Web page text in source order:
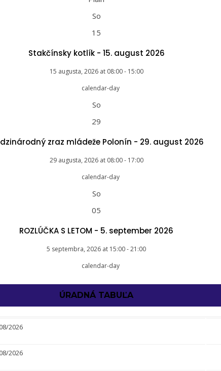
So
15
Stakčínsky kotlík - 15. august 2026
15 augusta, 2026 at 08:00- 15:00
So
29
zraz mládeže Polonín - 29. august 2026
29 augusta, 2026 at 08:00- 17:00
So
05
ROZLÚČKA S LETOM - 5. september 2026
5 septembra, 2026 at 15:00-21:00
ÚRADNÁ TABUĽA
2026
2026